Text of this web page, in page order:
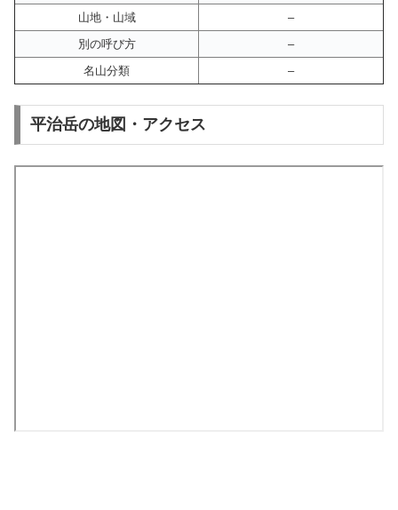
山地・山域
–
別の呼び方
–
名山分類
–
平治岳の地図・アクセス